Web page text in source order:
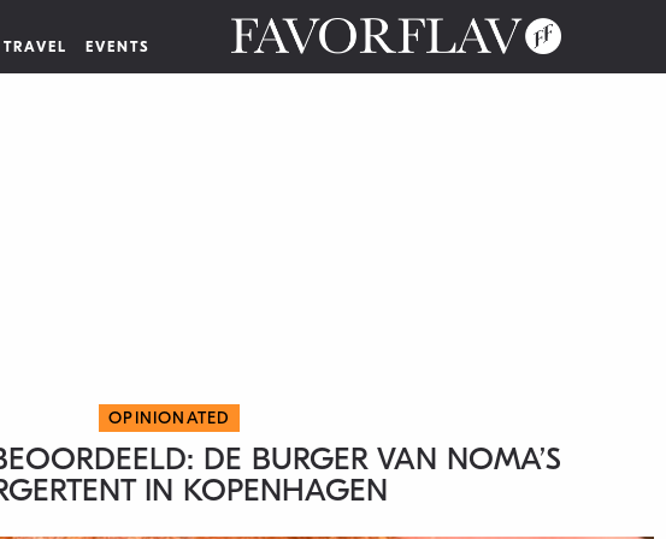
TRAVEL EVENTS
OPINIONATED
DE BURGER VAN NOMA’S
IN KOPENHAGEN